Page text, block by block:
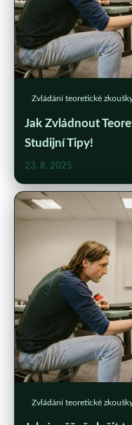
Zvládání teoretické
Jak Zvládnout
Studijní Tipy!
23. 8. 2025
Zvládání teoretické